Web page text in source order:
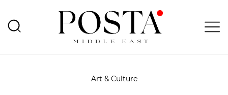
Art & Culture